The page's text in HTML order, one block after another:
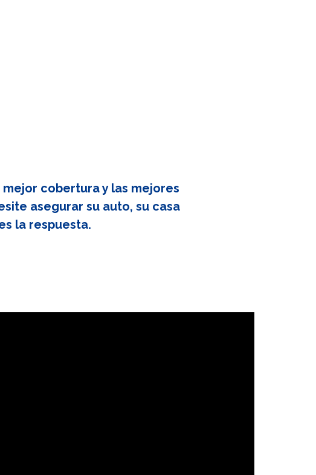
cobertura y las mejores
asegurar su auto, su casa
la respuesta.